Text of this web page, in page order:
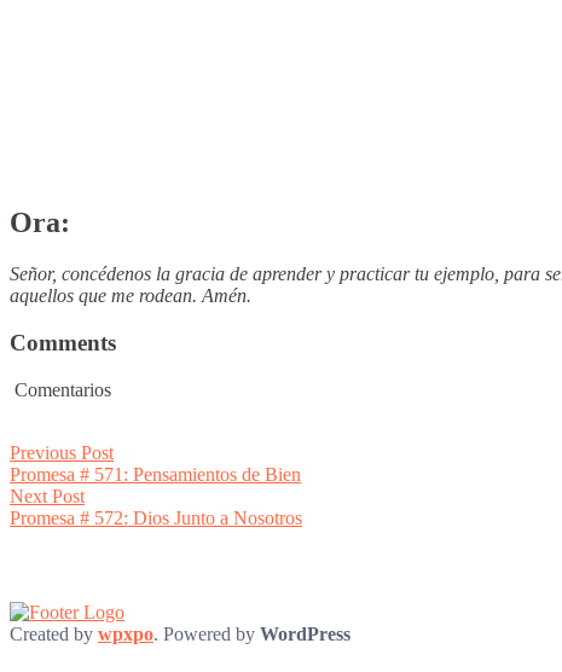
Ora:
Señor, concédenos la gracia de aprender y practicar tu ejemplo, para
aquellos que me rodean. Amén.
Comments
Comentarios
Post
navigation
Previous PostPrevious
post:
Promesa # 571: Pensamientos de Bien
Next PostNext
post:
Promesa # 572: Dios Junto a Nosotros
Created by wpxpo. Powered by WordPress